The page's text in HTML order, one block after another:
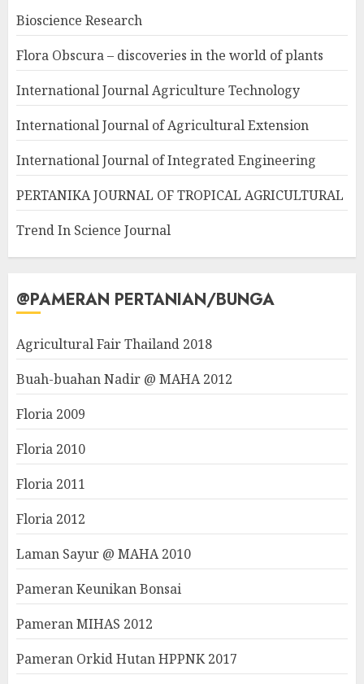
Bioscience Research
Flora Obscura – discoveries in the world of plants
International Journal Agriculture Technology
International Journal of Agricultural Extension
International Journal of Integrated Engineering
PERTANIKA JOURNAL OF TROPICAL AGRICULTURAL
Trend In Science Journal
@PAMERAN PERTANIAN/BUNGA
Agricultural Fair Thailand 2018
Buah-buahan Nadir @ MAHA 2012
Floria 2009
Floria 2010
Floria 2011
Floria 2012
Laman Sayur @ MAHA 2010
Pameran Keunikan Bonsai
Pameran MIHAS 2012
Pameran Orkid Hutan HPPNK 2017